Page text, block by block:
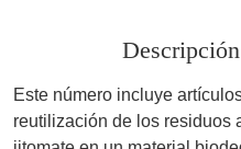
Este número incluye
reutilización de los residuos